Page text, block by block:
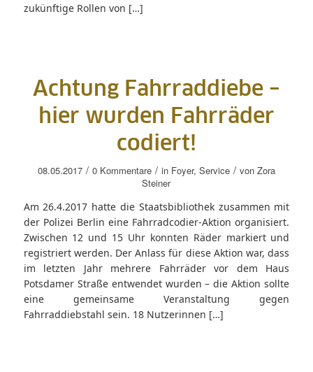
zukünftige Rollen von […]
Achtung Fahrraddiebe –
hier wurden Fahrräder
codiert!
08.05.2017 / 0 Kommentare / in Foyer, Service / von Zora
Steiner
Am 26.4.2017 hatte die Staatsbibliothek zusammen mit
der Polizei Berlin eine Fahrradcodier-Aktion organisiert.
Zwischen 12 und 15 Uhr konnten Räder markiert und
registriert werden. Der Anlass für diese Aktion war, dass
im letzten Jahr mehrere Fahrräder vor dem Haus
Potsdamer Straße entwendet wurden – die Aktion sollte
eine gemeinsame Veranstaltung gegen
Fahrraddiebstahl sein. 18 Nutzerinnen […]